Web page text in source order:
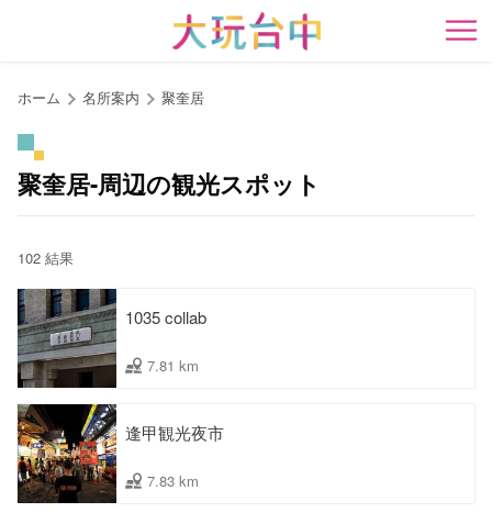
開
ホーム 名所案内 聚奎居
聚奎居-周辺の観光スポット
102 結果
1035 collab
7.81 km
逢甲観光夜市
7.83 km